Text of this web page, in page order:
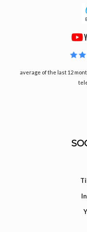
average of the last 12